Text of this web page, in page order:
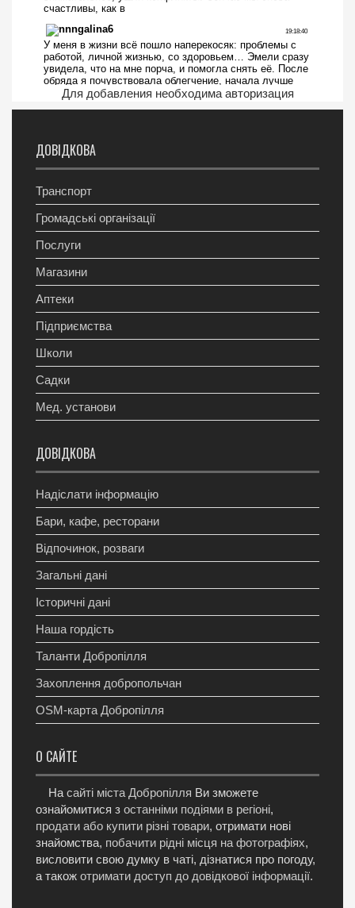
Для добавления необходима авторизация
ДОВІДКОВА
Транспорт
Громадські організації
Послуги
Магазини
Аптеки
Підприємства
Школи
Садки
Мед. установи
ДОВІДКОВА
Надіслати інформацію
Бари, кафе, ресторани
Відпочинок, розваги
Загальні дані
Історичні дані
Наша гордість
Таланти Добропілля
Захоплення добропольчан
OSM-карта Добропілля
О САЙТЕ
На сайті міста Добропілля Ви зможете
ознайомитися з останніми подіями в регіоні,
продати або купити різні товари, отримати нові
знайомства, побачити рідні місця на фотографіях,
висловити свою думку в чаті, дізнатися про погоду,
а також отримати доступ до довідкової інформації.